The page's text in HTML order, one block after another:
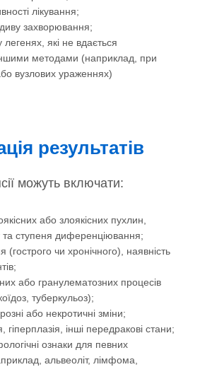
лікування;
захворювання;
які не вдається
методами (наприклад, при
вузлових ураженнях)
результатів
можуть включати:
або злоякісних пухлин,
та ступеня диференціювання;
(гострого чи хронічного), наявність
або гранулематозних процесів
туберкульоз);
або некротичні зміни;
гіперплазія, інші передракові стани;
ознаки для певних
альвеоліт, лімфома,